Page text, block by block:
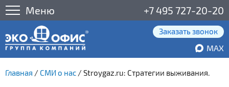
Меню +7 495 727-20-20
Заказать звонок
MAX
Главная / СМИ о нас /Stroygaz.ru: Стратегии выживания.